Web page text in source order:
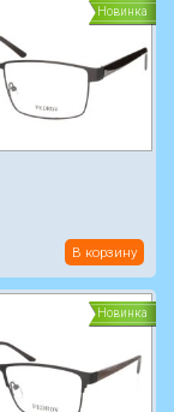
Новинка
В корзину
Новинка